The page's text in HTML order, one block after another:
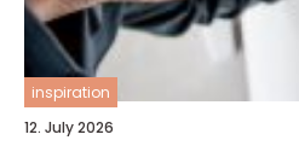
inspiration
12. July 2026